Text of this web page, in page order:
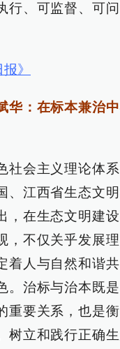
行、可监督、可
》
华：在标本兼治
社会主义理论体
、江西省生态文
，在生态文明建
，不仅关乎发展
着人与自然和谐
。治标与治本既
重要关系，也是
树立和践行正确生